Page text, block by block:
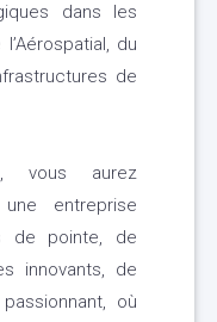
dans les
du
de
vous aurez
entreprise
de pointe, de
innovants, de
où